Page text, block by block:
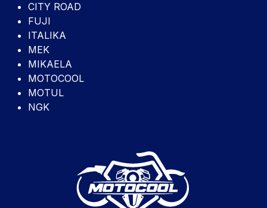
CITY ROAD
FUJI
ITALIKA
MEK
MIKAELA
MOTOCOOL
MOTUL
NGK